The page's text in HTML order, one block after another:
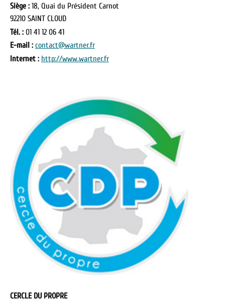
Siège : 18, Quai du Président Carnot
92210 SAINT CLOUD
Tél. : 01 41 12 06 41
E-mail : contact@wartner.fr
Internet : http://www.wartner.fr
CERCLE DU PROPRE